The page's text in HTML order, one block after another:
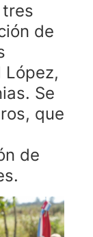
de
López,
Se
que
de